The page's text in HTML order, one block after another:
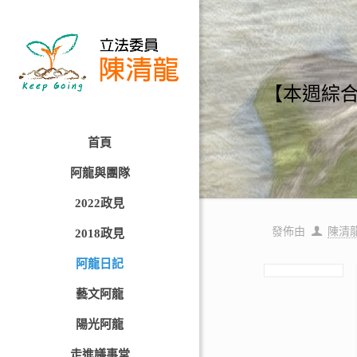
首頁
阿龍與團隊
2022政見
2018政見
阿龍日記
藝文阿龍
陽光阿龍
【本週綜
發佈由 陳清